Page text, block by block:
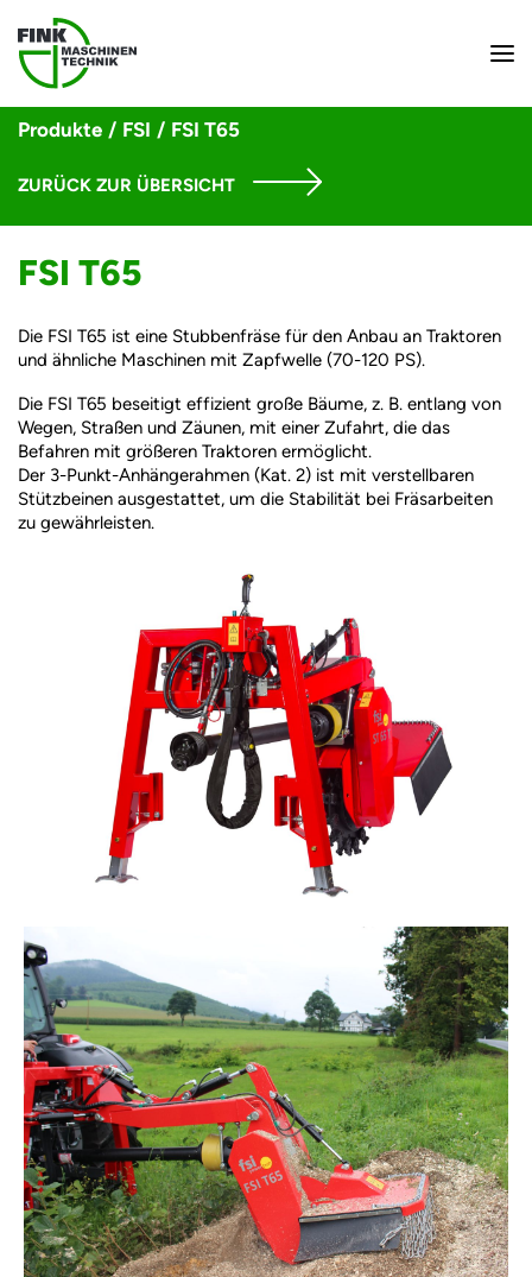
Produkte / FSI / FSI T65
ZURÜCK ZUR ÜBERSICHT
FSI T65
Die FSI T65 ist eine Stubbenfräse für den Anbau an Traktoren
und ähnliche Maschinen mit Zapfwelle (70-120 PS).
Die FSI T65 beseitigt effizient große Bäume, z. B. entlang von
Wegen, Straßen und Zäunen, mit einer Zufahrt, die das
Befahren mit größeren Traktoren ermöglicht.
Der 3-Punkt-Anhängerahmen (Kat. 2) ist mit verstellbaren
Stützbeinen ausgestattet, um die Stabilität bei Fräsarbeiten
zu gewährleisten.